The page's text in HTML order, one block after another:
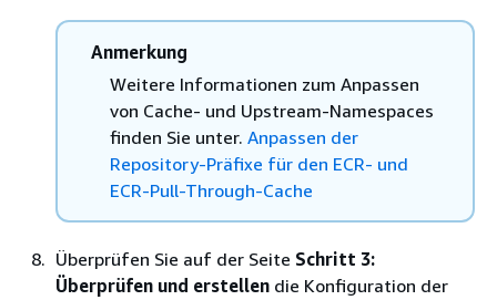
Anmerkung
Weitere Informationen zum Anpassen
von Cache- und Upstream-Namespaces
finden Sie unter. Anpassen der
Repository-Präfixe für den ECR- und
ECR-Pull-Through-Cache
Überprüfen Sie auf der Seite Schritt 3:
Überprüfen und erstellen die Konfiguration der